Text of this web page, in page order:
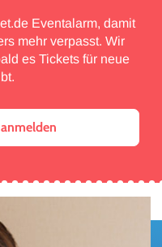
Eventalarm, damit
mehr verpasst. Wir
es Tickets für neue